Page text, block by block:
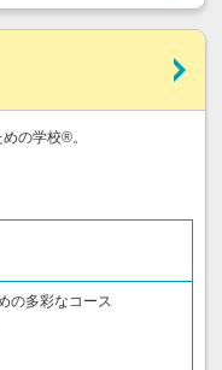
の学校®。
の多彩なコース